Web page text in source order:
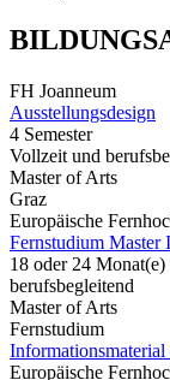
FH Joanneum
Ausstellungsdesign
4 Semester
Vollzeit und
Master of Arts
Graz
Europäische
Fernstudium Master
18 oder 24 Monat(e)
berufsbegleitend
Master of Arts
Fernstudium
Informationsmaterial
Europäische